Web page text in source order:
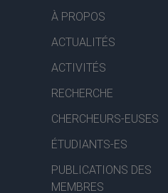
À PROPOS
ACTUALITÉS
ACTIVITÉS
RECHERCHE
CHERCHEURS-EUSES
ÉTUDIANTS-ES
PUBLICATIONS DES
MEMBRES